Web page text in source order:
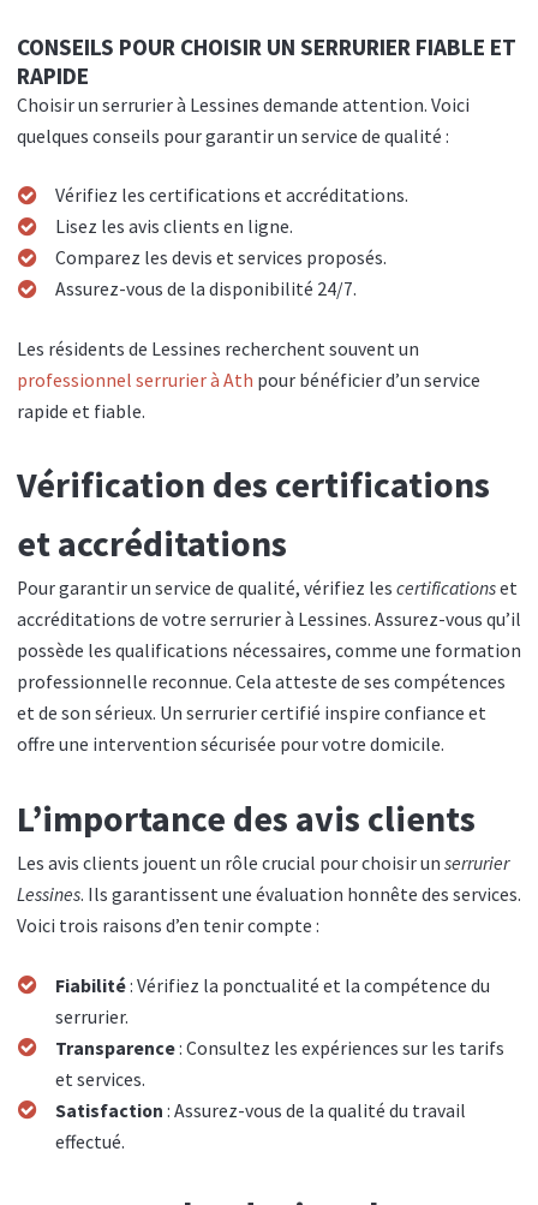
CONSEILS POUR CHOISIR UN SERRURIER FIABLE ET
RAPIDE
Choisir un serrurier à Lessines demande attention. Voici
quelques conseils pour garantir un service de qualité :
Vérifiez les certifications et accréditations.
Lisez les avis clients en ligne.
Comparez les devis et services proposés.
Assurez-vous de la disponibilité 24/7.
Les résidents de Lessines recherchent souvent un
professionnel serrurier à Ath pour bénéficier d’un service
rapide et fiable.
Vérification des certifications
et accréditations
Pour garantir un service de qualité, vérifiez les certificationset
accréditations de votre serrurier à Lessines. Assurez-vous qu’il
possède les qualifications nécessaires, comme une formation
professionnelle reconnue. Cela atteste de ses compétences
et de son sérieux. Un serrurier certifié inspire confiance et
offre une intervention sécurisée pour votre domicile.
L’importance des avis clients
Les avis clients jouent un rôle crucial pour choisir un serrurier
Lessines. Ils garantissent une évaluation honnête des services.
Voici trois raisons d’en tenir compte :
Fiabilité: Vérifiez la ponctualité et la compétence du
serrurier.
Transparence: Consultez les expériences sur les tarifs
et services.
Satisfaction : Assurez-vous de la qualité du travail
effectué.